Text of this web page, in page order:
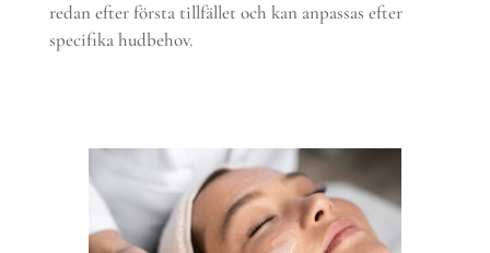
redan efter första tillfället och kan anpassas efter
specifika hudbehov.